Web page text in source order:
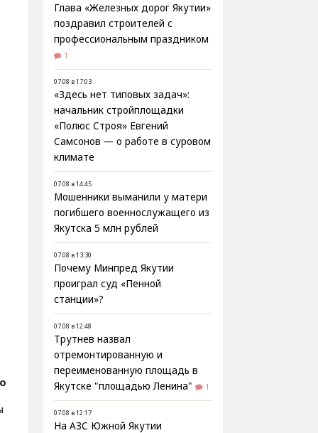
Глава «Железных дорог Якутии»
поздравил строителей с
профессиональным праздником
1
07.08 в 17:03
«Здесь нет типовых задач»:
начальник стройплощадки
«Полюс Строя» Евгений
Самсонов — о работе в суровом
климате
07.08 в 14:45
Мошенники выманили у матери
погибшего военнослужащего из
Якутска 5 млн рублей
07.08 в 13:30
Почему Минпред Якутии
проиграл суд «Пенной
станции»?
07.08 в 12:48
Трутнев назвал
отремонтированную и
переименованную площадь в
Якутске "площадью Ленина"
1
07.08 в 12:17
На АЗС Южной Якутии